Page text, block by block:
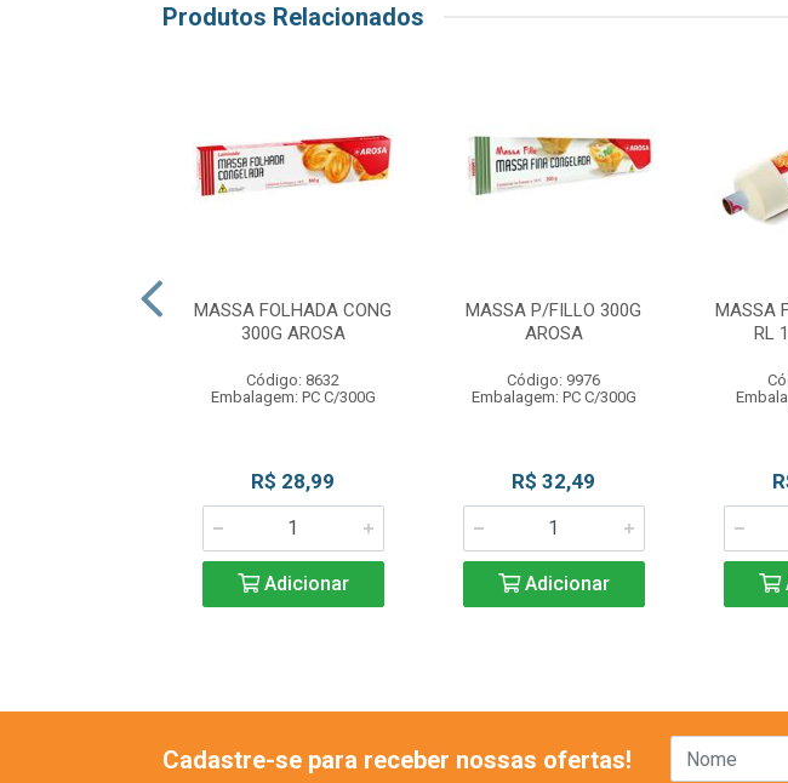
Produtos Relacionados
MASSA FOLHADA CONG
300G AROSA
Código: 8632
Embalagem: PC C/300G
R$ 28,99
Adicionar
MASSA P/FILLO 300G
AROSA
Código: 9976
Embalagem: PC C/300G
R$ 32,49
Adicionar
MASSA
RL
Cadastre-se para receber nossas ofertas!